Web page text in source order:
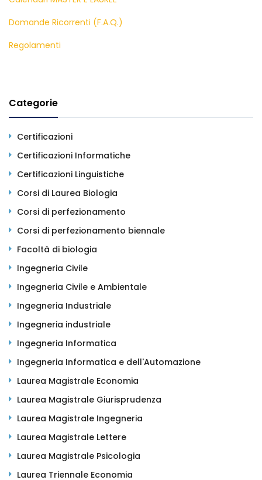
Domande Ricorrenti (F.A.Q.)
Regolamenti
Categorie
Certificazioni
Certificazioni Informatiche
Certificazioni Linguistiche
Corsi di Laurea Biologia
Corsi di perfezionamento
Corsi di perfezionamento biennale
Facoltà di biologia
Ingegneria Civile
Ingegneria Civile e Ambientale
Ingegneria Industriale
Ingegneria industriale
Ingegneria Informatica
Ingegneria Informatica e dell'Automazione
Laurea Magistrale Economia
Laurea Magistrale Giurisprudenza
Laurea Magistrale Ingegneria
Laurea Magistrale Lettere
Laurea Magistrale Psicologia
Laurea Triennale Economia